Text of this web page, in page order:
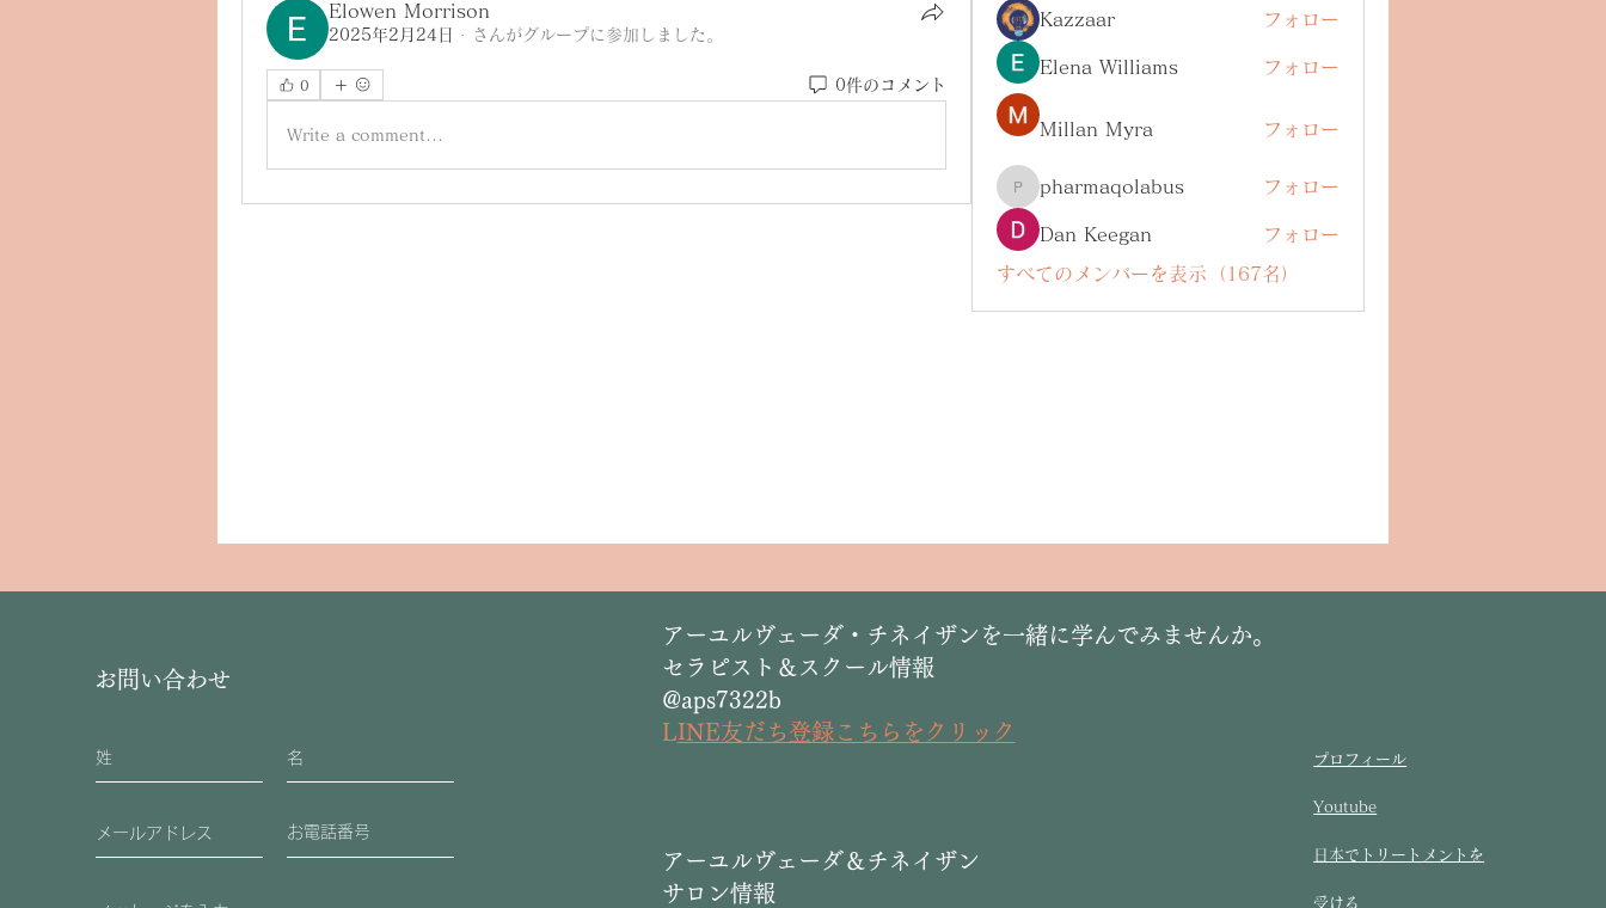
Elowen Morrison
2025年2月24日 · さんがグループに参加しました。
0 0件のコメント
Write a comment...
Kazzaar
フォロー
Elena Williams フォロー
Millan Myra フォロー
pharmaqolabus
pharmaqolabus フォロー
Dan Keegan フォロー
すべてのメンバーを表示（167名）
お問い合わせ
​アーユルヴェーダ・チネイザンを一緒に学んでみませんか。
セラピスト＆スクール情報
@aps7322b
LINE友だち登録こちらをクリック
​アーユルヴェーダ＆チネイザン
サロン情報
プロフィール
Youtube
​日本でトリートメントを
受ける​